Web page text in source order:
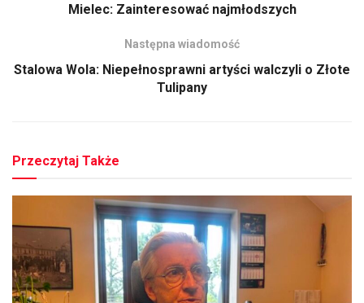
Mielec: Zainteresować najmłodszych
Następna wiadomość
Stalowa Wola: Niepełnosprawni artyści walczyli o Złote
Tulipany
Przeczytaj Także